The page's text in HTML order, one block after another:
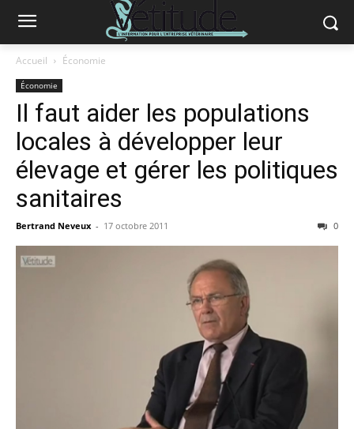
Accueil Économie
Économie
Il faut aider les populations
locales à développer leur
élevage et gérer les politiques
sanitaires
Bertrand Neveux - 17 octobre 2011 0